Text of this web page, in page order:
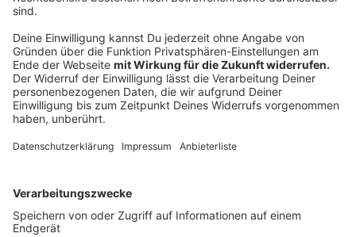
präventiv arbeiten.
"Nach Möglichkeit so gut es geht das Ganze
vorleben, weil sicherlich gehören Emotionen im
Sport dazu, aber körperliche Gewalt, da gibts
eigentlich nur eine Meinung und das ist einfach
Gespräche und so gut es geht vorleben,
Maße. Damit fängt's an. Wenn da Streitigkeiten
untereinander sind mit dem Gegner, dann geht's
darum: 'ne Hand geben und dann gehts weiter.